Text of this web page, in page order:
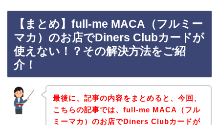
【まとめ】full-me MACA（フルミー
マカ）のお店でDiners Clubカードが
使えない！？その解決方法をご紹
介！
最後に、記事の内容をまとめると、今回、
こちらの記事では、full-me MACA（フル
ミーマカ）のお店でDiners Clubカードが